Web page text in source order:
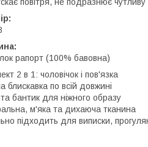
повітря, не подразнює
рапорт (100% бавовна)
2 в 1: чоловічок і пов'язка
блискавка по всій довжині
бантик для ніжного образу
м'яка та дихаюча тканина
підходить для виписки,